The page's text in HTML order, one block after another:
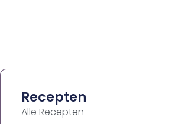
Recepten
Alle Recepten